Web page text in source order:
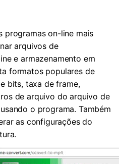
programas on-line mais
arquivos de
e armazenamento em
formatos populares de
bits, taxa de frame,
de arquivo do arquivo de
o programa. Também
as configurações do